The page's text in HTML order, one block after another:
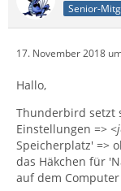
Senior-
17. November 2018
Hallo,
Thunderbird setzt
Einstellungen => <
Speicherplatz' =>
das Häkchen für
auf dem